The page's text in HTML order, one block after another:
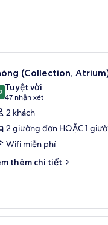
ngủ, két bảo mật tại phòng,
8 (Collection,
trên 10
Tuyệt vời
47 nhận xét
(47
nhận
xét)
2 khách
2 giường đơn HOẶC 1
Wifi miễn phí
thêm chi tiết
màn/rèm cản sáng